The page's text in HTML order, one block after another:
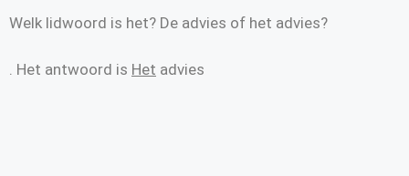
Welk lidwoord is het? De advies of het advies?
. Het antwoord is Het advies